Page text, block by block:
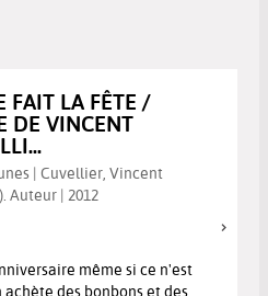
FAIT LA FÊTE /
DE VINCENT
| Cuvellier, Vincent
Auteur | 2012
même si ce n'est
achète des bonbons et des